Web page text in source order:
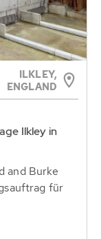
ILKLEY,
ENGLAND
Ilkley in
and Burke
für